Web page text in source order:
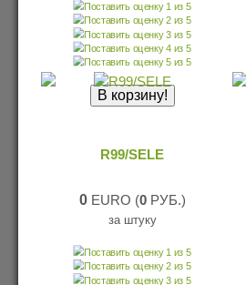
R99/SELE
0EURO (0РУБ.)
за штуку